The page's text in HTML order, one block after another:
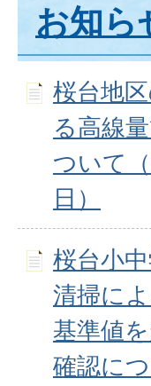
お知ら
桜台地
る高線
ついて
日）
桜台小
清掃に
基準値
確認に